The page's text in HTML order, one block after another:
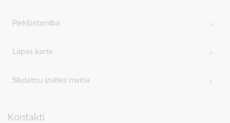
Piekļūstamība
Lapas karte
Sīkdatņu izvēles maiņa
Kontakti